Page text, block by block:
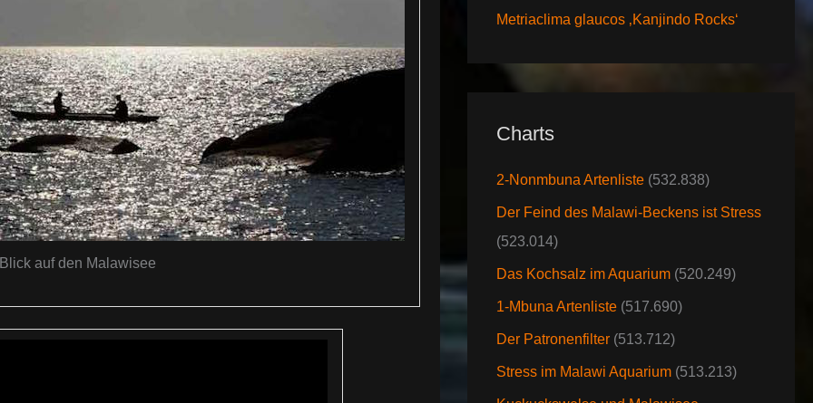
auf den Malawisee
Metriaclima glaucos ‚Kanjindo Rocks‘
Charts
2-Nonmbuna Artenliste (532.838)
Der Feind des Malawi-Beckens ist Stress
(523.014)
Das Kochsalz im Aquarium (520.249)
1-Mbuna Artenliste (517.690)
Der Patronenfilter (513.712)
Stress im Malawi Aquarium (513.213)